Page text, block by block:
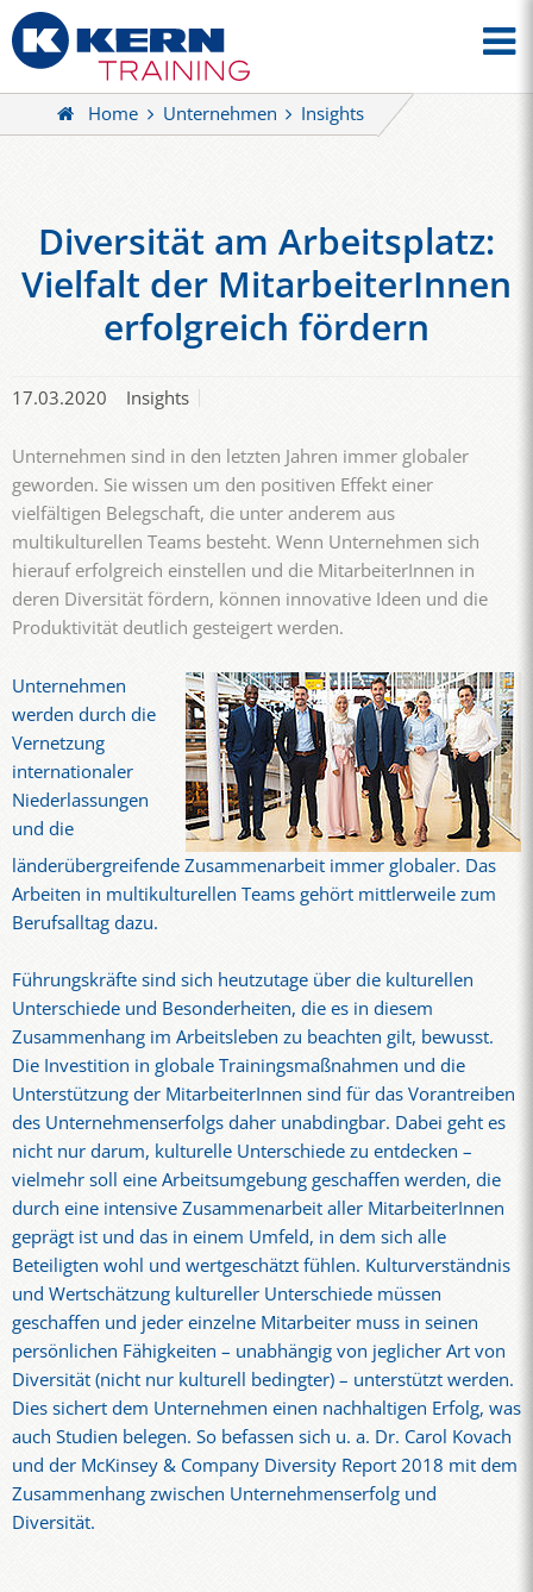
Home Unternehmen Insights
Diversität am Arbeitsplatz:
Vielfalt der MitarbeiterInnen
erfolgreich fördern
17.03.2020 Insights
Unternehmen sind in den letzten Jahren immer globaler
geworden. Sie wissen um den positiven Effekt einer
vielfältigen Belegschaft, die unter anderem aus
multikulturellen Teams besteht. Wenn Unternehmen sich
hierauf erfolgreich einstellen und die MitarbeiterInnen in
deren Diversität fördern, können innovative Ideen und die
Produktivität deutlich gesteigert werden.
Unternehmen
werden durch die
Vernetzung
internationaler
Niederlassungen
und die
länderübergreifende Zusammenarbeit immer globaler. Das
Arbeiten in multikulturellen Teams gehört mittlerweile zum
Berufsalltag dazu.
Führungskräfte sind sich heutzutage über die kulturellen
Unterschiede und Besonderheiten, die es in diesem
Zusammenhang im Arbeitsleben zu beachten gilt, bewusst.
Die Investition in globale Trainingsmaßnahmen und die
Unterstützung der MitarbeiterInnen sind für das Vorantreiben
des Unternehmenserfolgs daher unabdingbar. Dabei geht es
nicht nur darum, kulturelle Unterschiede zu entdecken –
vielmehr soll eine Arbeitsumgebung geschaffen werden, die
durch eine intensive Zusammenarbeit aller MitarbeiterInnen
geprägt ist und das in einem Umfeld, in dem sich alle
Beteiligten wohl und wertgeschätzt fühlen. Kulturverständnis
und Wertschätzung kultureller Unterschiede müssen
geschaffen und jeder einzelne Mitarbeiter muss in seinen
persönlichen Fähigkeiten – unabhängig von jeglicher Art von
Diversität (nicht nur kulturell bedingter) – unterstützt werden.
Dies sichert dem Unternehmen einen nachhaltigen Erfolg, was
auch Studien belegen. So befassen sich u. a. Dr. Carol Kovach
und der McKinsey & Company Diversity Report 2018 mit dem
Zusammenhang zwischen Unternehmenserfolg und
Diversität.